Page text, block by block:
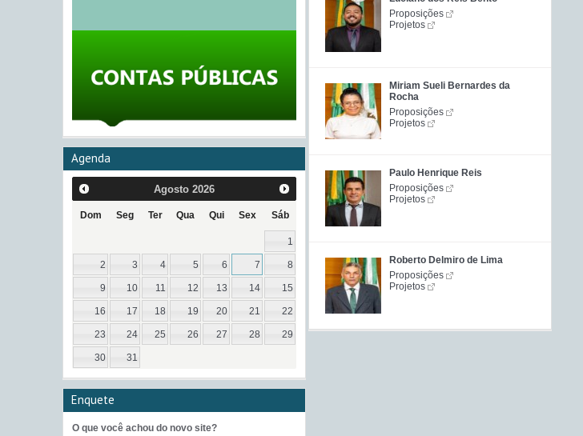
Proposições
Projetos
Miriam Sueli Bernardes da
Rocha
Proposições
Projetos
Paulo Henrique Reis
Proposições
Projetos
Roberto Delmiro de Lima
Proposições
Projetos
Agenda
Agosto 2026
Dom Seg Ter Qua Qui Sex Sáb
1
2 3 4 5 6 7 8
9 10 11 12 13 14 15
16 17 18 19 20 21 22
23 24 25 26 27 28 29
30 31
Enquete
O que você achou do novo site?